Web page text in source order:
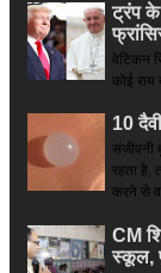
ट्रंप के
वेटिकन
कोई
10
रहता है,
करने से
CM
स्कूल,